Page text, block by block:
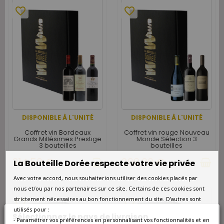
Sélectionnez le pays de livraison
DISPONIBLE À L'UNITÉ
favorite_border
Coffret vin Bordeaux
Grands Millésimes Prestige
3 bouteilles
314,50 €
DISPONIBLE À L'UNITÉ
favorite_border
Coffret vin rouge Nouveau
Monde Sélection 3
bouteilles
298,00 €
favorite_border favorite_border
La Bouteille Dorée respecte votre vie privée
Avec votre accord, nous souhaiterions utiliser des cookies placés par
nous et/ou par nos partenaires sur ce site. Certains de ces cookies sont
strictement nécessaires au bon fonctionnement du site. D’autres sont
utilisés pour :
- Paramétrer vos préférences en personnalisant vos fonctionnalités et en